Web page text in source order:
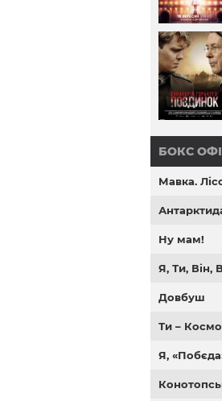
БОКС
Мавка.
Ну мам!
Я, Ти, Він,
Довбуш
Ти –
Я,